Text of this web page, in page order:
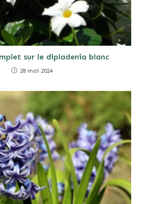
sur le dipladenia blanc
28 mai 2024